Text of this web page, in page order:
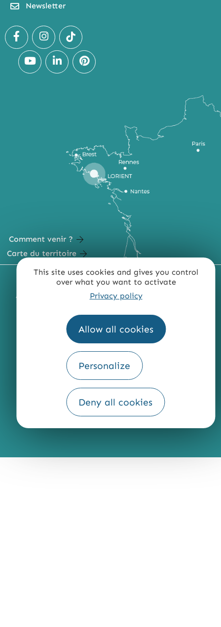
This site uses cookies and gives you control
over what you want to activate
Privacy policy
Allow all cookies
Personalize
Deny all cookies
Newsletter
Comment venir ?
Carte du territoire
MENTIONS LÉGALES PLAN DU SITE
ACCESSIBILITÉ : NON CONFORME
QUI SOMMES-NOUS ?
Fourni par
Traduction